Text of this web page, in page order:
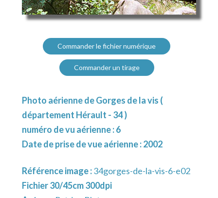
Commander le fichier numérique
Commander un tirage
Photo aérienne de Gorges de la vis (
département Hérault - 34 )
numéro de vu aérienne : 6
Date de prise de vue aérienne : 2002
Référence image :34gorges-de-la-vis-6-e02
Fichier 30/45cm 300dpi